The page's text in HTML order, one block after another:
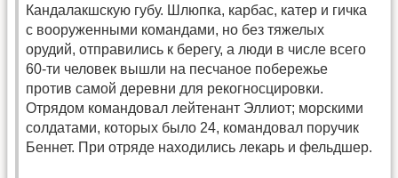
Кандалакшскую губу. Шлюпка, карбас, катер и гичка
с вооруженными командами, но без тяжелых
орудий, отправились к берегу, а люди в числе всего
60-ти человек вышли на песчаное побережье
против самой деревни для рекогносцировки.
Отрядом командовал лейтенант Эллиот; морскими
солдатами, которых было 24, командовал поручик
Беннет. При отряде находились лекарь и фельдшер.